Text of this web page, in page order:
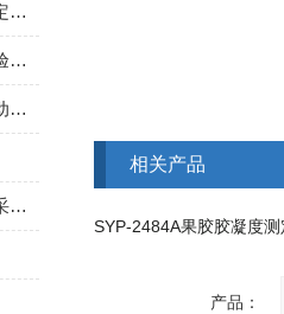
《如何选择针入度锥入度测定仪》
一文为您介绍紫外荧光硫试验器的优点
大约在冬季，柴油发动机启动困难解析
我司参加总装备部油品仪器采购并中标
相关产品
产品：